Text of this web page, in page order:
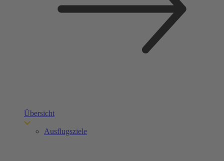
Übersicht
Ausflugsziele